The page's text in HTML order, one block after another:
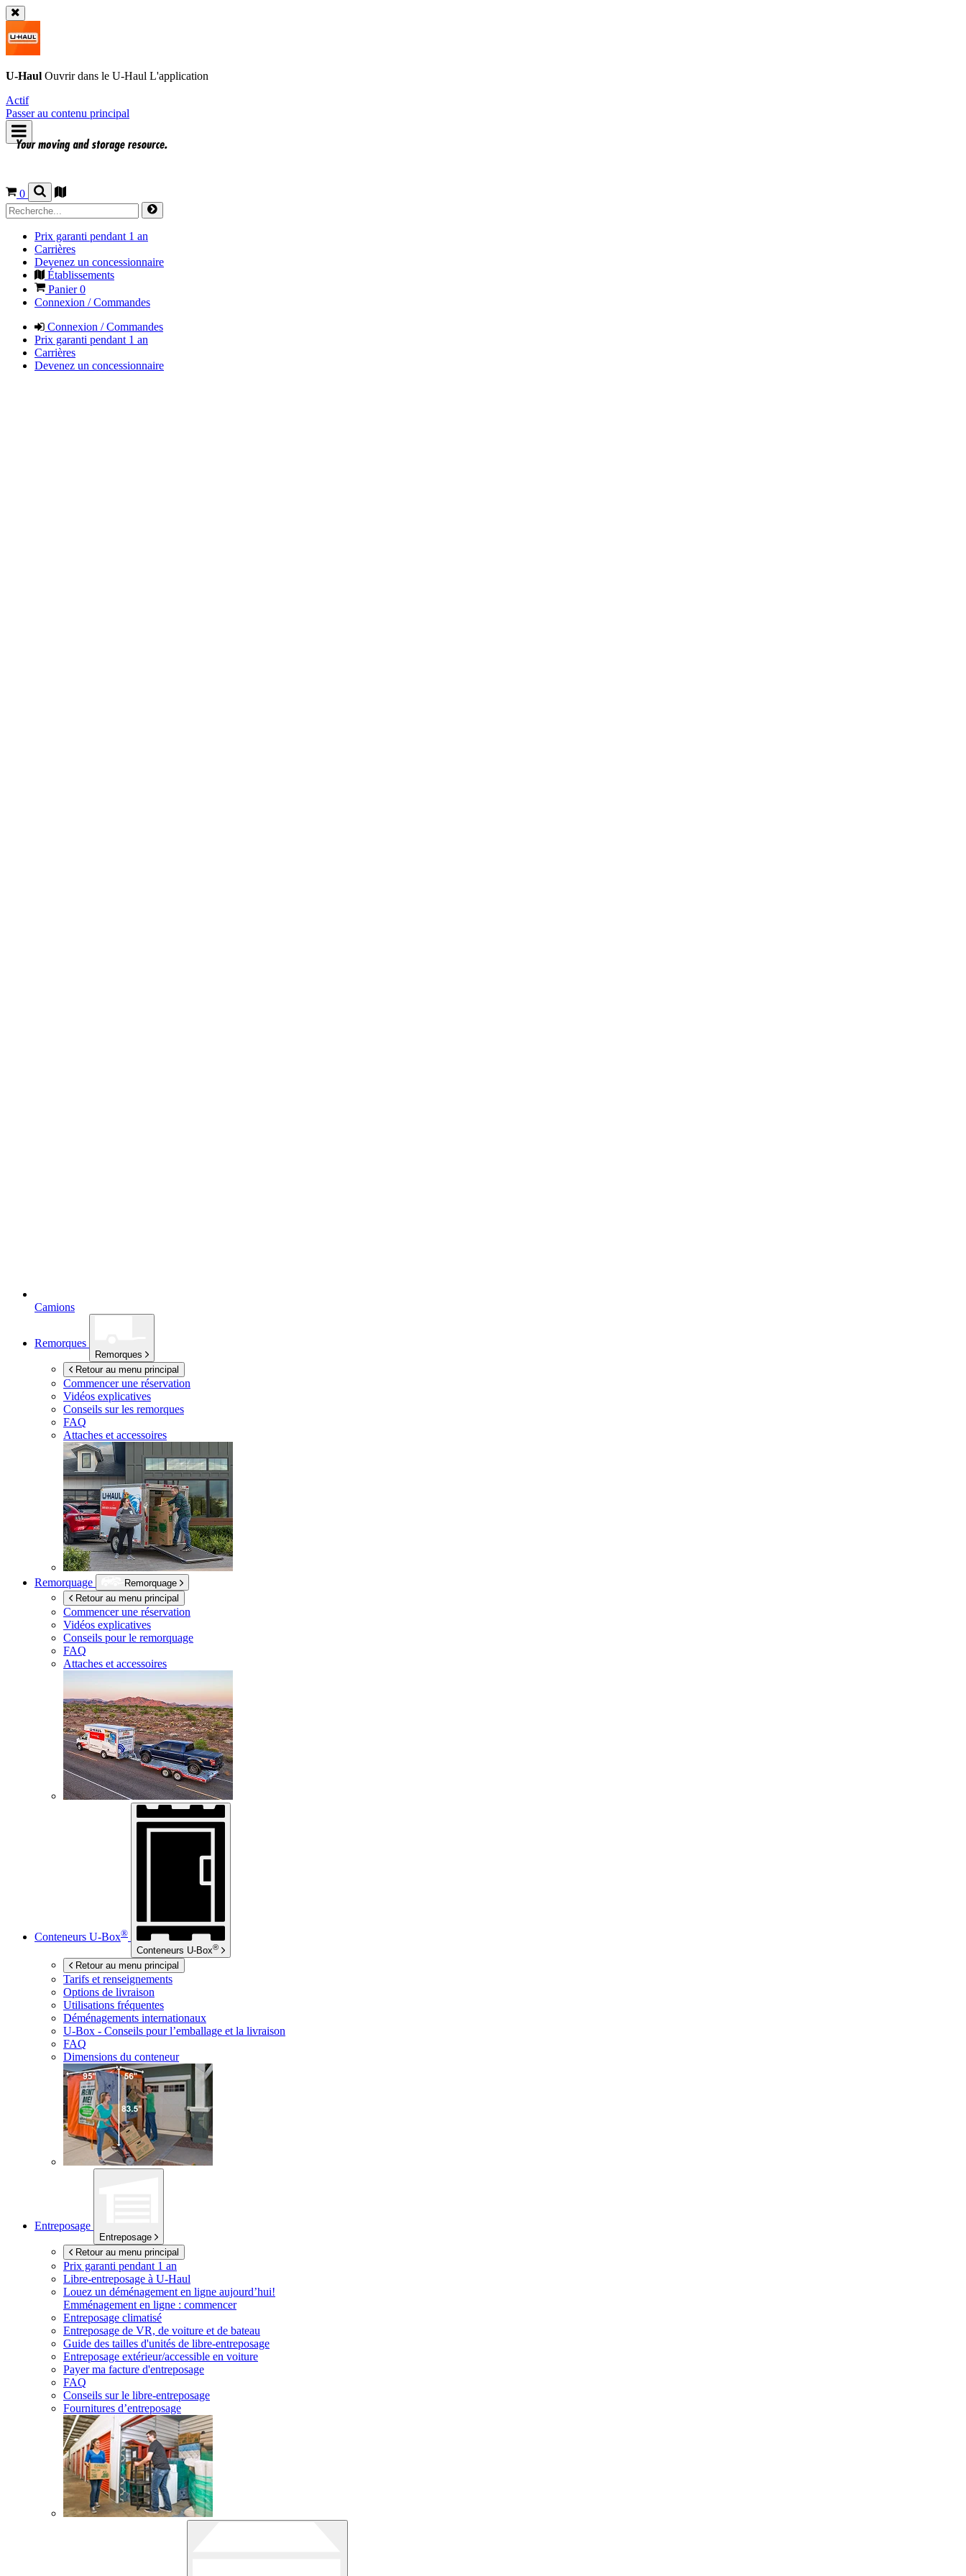
U-Haul Ouvrir dans le U-Haul L'application
Actif
Passer au contenu principal
0
Prix garanti pendant 1 an
Carrières
Devenez un concessionnaire
Établissements
Panier0
Connexion / Commandes
Connexion / Commandes
Prix garanti pendant 1 an
Carrières
Devenez un concessionnaire
Camions
Remorques
Remorques
Retour au menu principal
Commencer une réservation
Vidéos explicatives
Conseils sur les remorques
FAQ
Attaches et accessoires
Remorquage
Remorquage
Retour au menu principal
Commencer une réservation
Vidéos explicatives
Conseils pour le remorquage
FAQ
Attaches et accessoires
Conteneurs U-Box®
Conteneurs U-Box®
Retour au menu principal
Tarifs et renseignements
Options de livraison
Utilisations fréquentes
Déménagements internationaux
U-Box - Conseils pour l’emballage et la livraison
FAQ
Dimensions du conteneur
Entreposage
Entreposage
Retour au menu principal
Prix garanti pendant 1 an
Libre-entreposage à U-Haul
Louez un déménagement en ligne aujourd’hui!
Emménagement en ligne : commencer
Entreposage climatisé
Entreposage de VR, de voiture et de bateau
Guide des tailles d'unités de libre-entreposage
Entreposage extérieur/accessible en voiture
Payer ma facture d'entreposage
FAQ
Conseils sur le libre-entreposage
Fournitures d’entreposage